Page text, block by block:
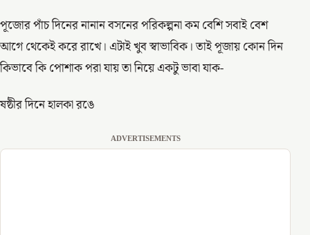
পূজোর পাঁচ দিনের নানান বসনের পরিকল্পনা কম বেশি সবাই বেশ
আগে থেকেই করে রাখে। এটাই খুব স্বাভাবিক। তাই পূজায় কোন দিন
কিভাবে কি পোশাক পরা যায় তা নিয়ে একটু ভাবা যাক-
ষষ্ঠীর দিনে হালকা রঙে
ADVERTISEMENTS